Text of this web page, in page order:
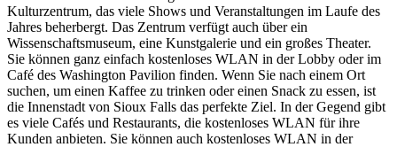
Kulturzentrum, das viele Shows und Veranstaltungen im Laufe des
Jahres beherbergt. Das Zentrum verfügt auch über ein
Wissenschaftsmuseum, eine Kunstgalerie und ein großes Theater.
Sie können ganz einfach kostenloses WLAN in der Lobby oder im
Café des Washington Pavilion finden. Wenn Sie nach einem Ort
suchen, um einen Kaffee zu trinken oder einen Snack zu essen, ist
die Innenstadt von Sioux Falls das perfekte Ziel. In der Gegend gibt
es viele Cafés und Restaurants, die kostenloses WLAN für ihre
Kunden anbieten. Sie können auch kostenloses WLAN in der